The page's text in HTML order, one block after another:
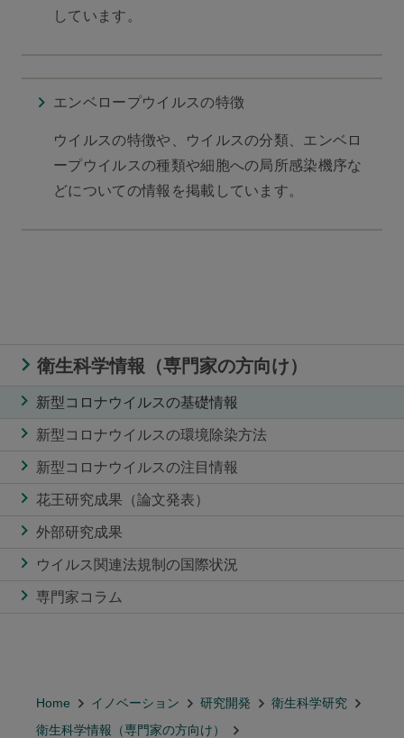
しています。
エンベロープウイルスの特徴
ウイルスの特徴や、ウイルスの分類、エンベロ
ープウイルスの種類や細胞への局所感染機序な
どについての情報を掲載しています。
衛生科学情報（専門家の方向け）
新型コロナウイルスの基礎情報
新型コロナウイルスの環境除染方法
新型コロナウイルスの注目情報
花王研究成果（論文発表）
外部研究成果
ウイルス関連法規制の国際状況
専門家コラム
Home イノベーション 研究開発
衛生科学研究
衛生科学情報（専門家の方向け）